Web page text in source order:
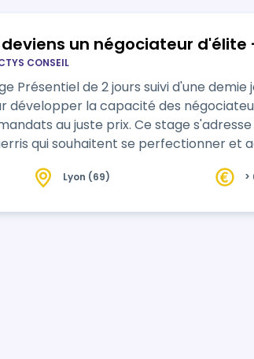
un négociateur d'élite
CONSEIL
Présentiel de 2 jours suivi d'une
développer la capacité des
au juste prix. Ce stage
qui souhaitent se perfectionner et
Lyon (69) >